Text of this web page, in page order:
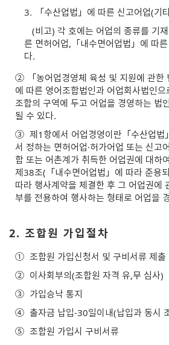
3.
「수산업법」에 따른 신고어업(기
(비고) 각 호에는 어업의 종류를 기
른 면허어업,「내수면어업법」에 따
다.
②
「농어업경영체 육성 및 지원에 관
에 따른 영어조합법인과 어업회사법인으
조합의 구역에 두고 어업을 경영하는 법
될 수 있다.
③ 제1항에서 어업경영이란「수산업법
서 정하는 면허어업·허가어업 또는 신고
합 또는 어촌계가 취득한 어업권에 대하
제38조(「내수면어업법」에 따라 준용
따라 행사계약을 체결한 후 그 어업권에
부를 전용하여 행사하는 형태로 어업을
2. 조합원 가입절차
① 조합원 가입신청서 및 구비서류 제출
② 이사회부의(조합원 자격 유,무 심사)
③ 가입승낙 통지
④ 출자금 납입-30일이내(납입과 동시
⑤ 조합원 가입시 구비서류